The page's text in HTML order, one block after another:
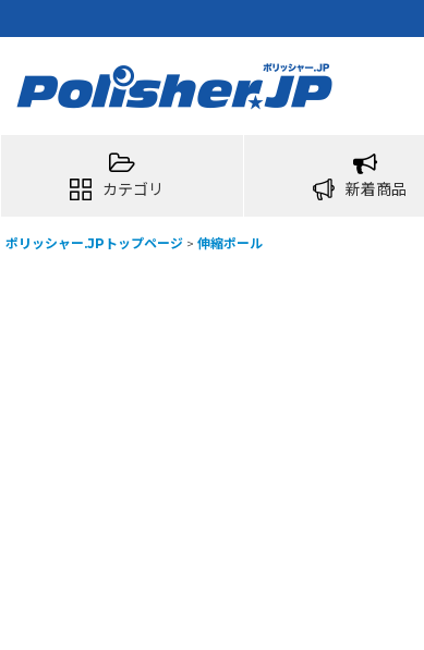
カテゴリ 新着商品
ポリッシャー.JPトップページ > 伸縮ポール